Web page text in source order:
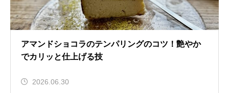
アマンドショコラのテンパリングのコツ！艶やか
でカリッと仕上げる技
2026.06.30